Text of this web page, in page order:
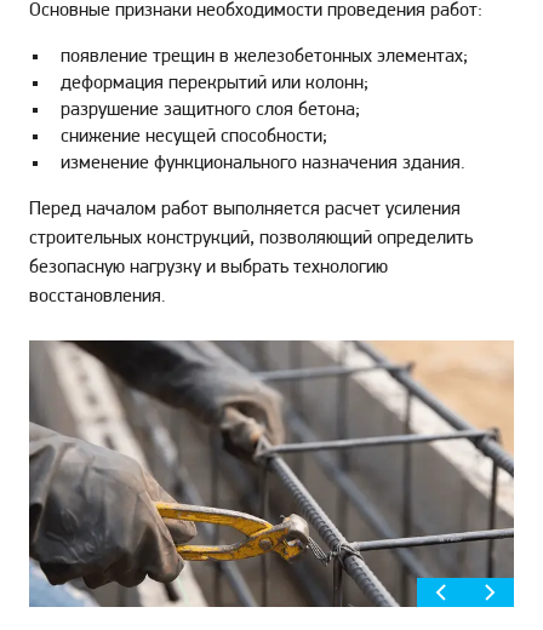
Основные признаки необходимости проведения работ:
появление трещин в железобетонных элементах;
деформация перекрытий или колонн;
разрушение защитного слоя бетона;
снижение несущей способности;
изменение функционального назначения здания.
Перед началом работ выполняется расчет усиления
строительных конструкций, позволяющий определить
безопасную нагрузку и выбрать технологию
восстановления.